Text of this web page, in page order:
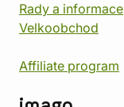
Rady a informace
Velkoobchod
Affiliate program